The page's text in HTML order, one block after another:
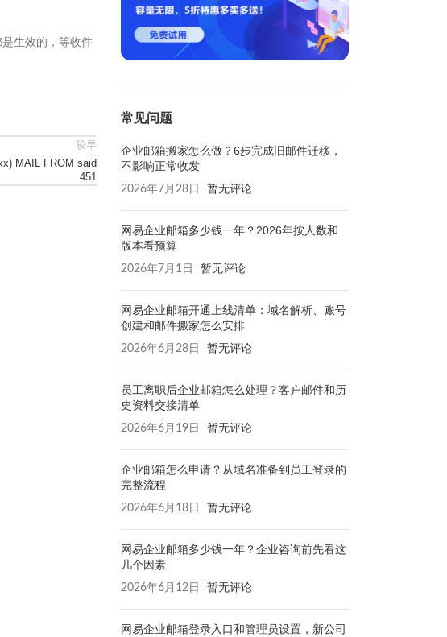
生效的，等收件
较早
MAIL FROM said
451
常见问题
企业邮箱搬家怎么做？6步完成旧邮件迁移，
不影响正常收发
2026年7月28日 暂无评论
网易企业邮箱多少钱一年？2026年按人数和
版本看预算
2026年7月1日 暂无评论
网易企业邮箱开通上线清单：域名解析、账号
创建和邮件搬家怎么安排
2026年6月28日 暂无评论
员工离职后企业邮箱怎么处理？客户邮件和历
史资料交接清单
2026年6月19日 暂无评论
企业邮箱怎么申请？从域名准备到员工登录的
完整流程
2026年6月18日 暂无评论
网易企业邮箱多少钱一年？企业咨询前先看这
几个因素
2026年6月12日 暂无评论
网易企业邮箱登录入口和管理员设置，新公司